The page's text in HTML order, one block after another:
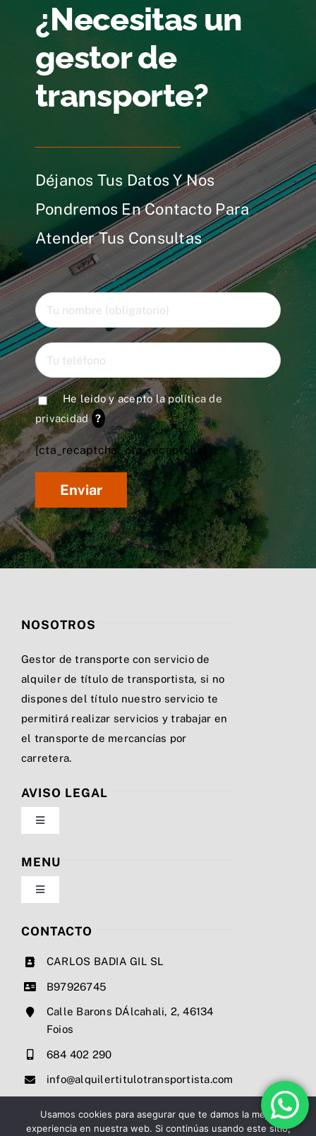
¿Necesitas un
gestor de
transporte?
Déjanos Tus Datos Y Nos
Pondremos En Contacto Para
Atender Tus Consultas
He leido y acepto lapolítica de
privacidad ?
[cta_recaptcha* cta_recaptcha]
NOSOTROS
Gestor de transporte con servicio de
alquiler de título de transportista, si no
dispones del título nuestro servicio te
permitirá realizar servicios y trabajar en
el transporte de mercancías por
carretera.
AVISO LEGAL
Toggle
Navigation
Política de privacidad
Condiciones de uso
MENU
Toggle
Navigation
Nosotros
Precios
Contacto
CONTACTO
CARLOS BADIA GIL SL
B97926745
Calle Barons DÁlcahali, 2, 46134
Foios
684 402 290
info@alquilertitulotransportista.com
Usamos cookies para asegurar que te damos la mejor
experiencia en nuestra web. Si continúas usando este sitio,